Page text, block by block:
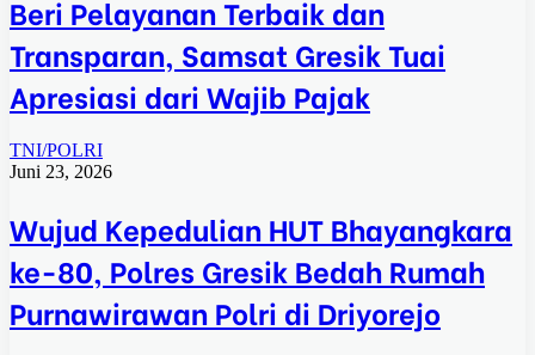
Beri Pelayanan Terbaik dan
Transparan, Samsat Gresik Tuai
Apresiasi dari Wajib Pajak
TNI/POLRI
Juni 23, 2026
Wujud Kepedulian HUT Bhayangkara
ke-80, Polres Gresik Bedah Rumah
Purnawirawan Polri di Driyorejo